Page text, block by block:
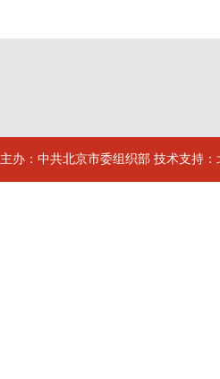
主办：中共北京市委组织部 技术支持